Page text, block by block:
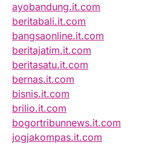
ayobandung.it.com
beritabali.it.com
bangsaonline.it.com
beritajatim.it.com
beritasatu.it.com
bernas.it.com
bisnis.it.com
brilio.it.com
bogortribunnews.it.com
jogjakompas.it.com